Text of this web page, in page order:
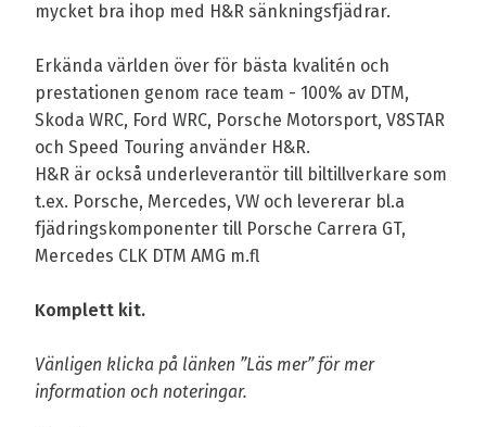
mycket bra ihop med H&R sänkningsfjädrar.
Erkända världen över för bästa kvalitén och
prestationen genom race team - 100% av DTM,
Skoda WRC, Ford WRC, Porsche Motorsport, V8STAR
och Speed Touring använder H&R.
H&R är också underleverantör till biltillverkare som
t.ex. Porsche, Mercedes, VW och levererar bl.a
fjädringskomponenter till Porsche Carrera GT,
Mercedes CLK DTM AMG m.fl
Komplett kit.
Vänligen klicka på länken ”Läs mer” för mer
information och noteringar.